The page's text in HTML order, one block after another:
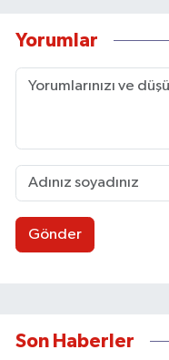
Yorumlar
Gönder
Son Haberler